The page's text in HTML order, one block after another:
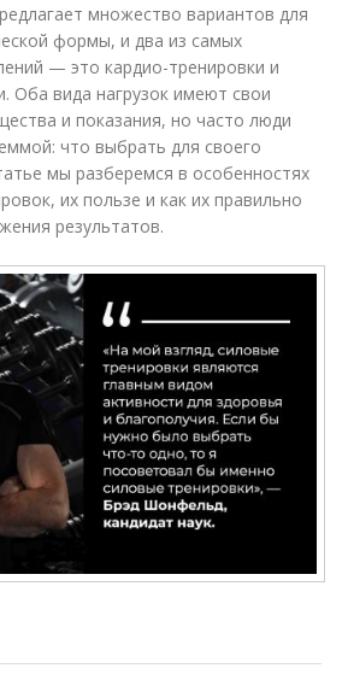
множество вариантов для
формы, и два из самых
— это кардио-тренировки и
Оба вида нагрузок имеют свои
и показания, но часто люди
что выбрать для своего
мы разберемся в особенностях
их пользе и как их правильно
результатов.